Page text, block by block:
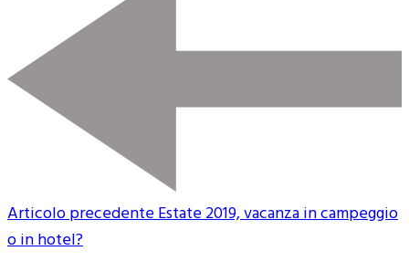
Articolo precedenteEstate 2019, vacanza in campeggio
o in hotel?